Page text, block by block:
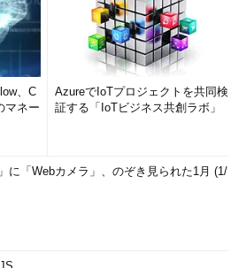
、C
マネー
AzureでIoTプロジェクトを共同検
証する「IoTビジネス共創ラボ」
に「Webカメラ」、のぞき見られた1月 (1/